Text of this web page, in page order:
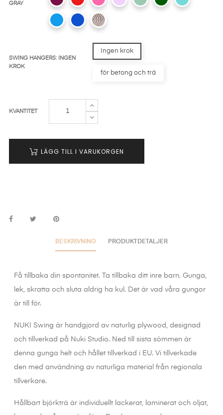
GRAY
SWING HANGERS: INGEN
KROK
Ingen krok
för betong och trä
KVANTITET
LÄGG TILL I VARUKORGEN
BESKRIVNING PRODUKTDETALJER
Få tillbaka din spontanitet. Ta tillbaka ditt inre barn. Gunga,
lek, skratta och sluta aldrig ha kul. Det är vad våra gungor
är till för.
NUKI Swing är handgjord av naturlig plywood, designad
och tillverkad på Nuki Studio. Ned till sista sömmen är
denna gunga helt och hållet tillverkad i EU. Vi tillverkade
den med användning av naturliga material från regionala
tillverkare.
Hållbart björkträ är individuellt lackerat, laminerat och oljat,